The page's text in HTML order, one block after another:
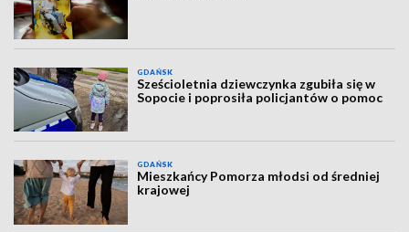
GDAŃSK
Sześcioletnia dziewczynka zgubiła się w
Sopocie i poprosiła policjantów o pomoc
GDAŃSK
Mieszkańcy Pomorza młodsi od średniej
krajowej